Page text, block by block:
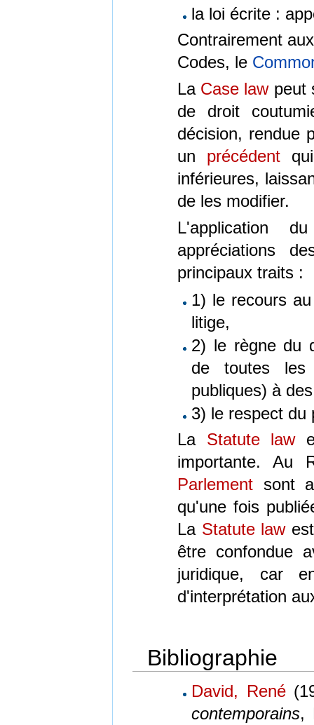
la loi écrite :
Contrairement
Codes, le
La Case lawpeut
de droit
décision, rendue
un précédentqui
inférieures,
de les modifier.
L'application
appréciations
principaux traits :
1) le recours
litige,
2) le règne du
de toutes les
publiques) à
3) le respect du
La Statute law
importante. Au
Parlement sont
qu'une fois
La Statute law
être confondue
juridique, car
d'interprétation
Bibliographie
David, René
contemporains,